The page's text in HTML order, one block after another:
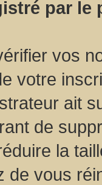
par le
vos
votre
ait
de
la
de vous